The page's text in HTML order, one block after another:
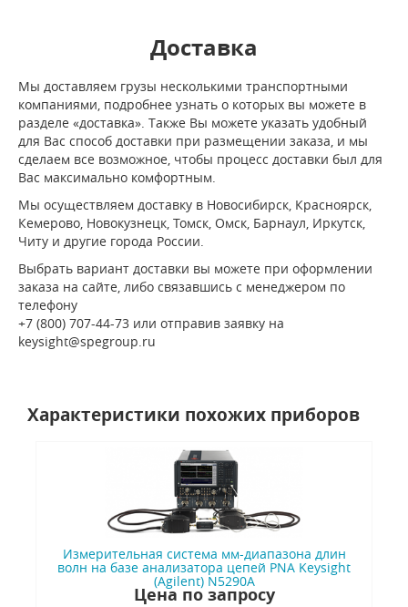
Доставка
Мы доставляем грузы несколькими транспортными
компаниями, подробнее узнать о которых вы можете в
разделе «доставка». Также Вы можете указать удобный
для Вас способ доставки при размещении заказа, и мы
сделаем все возможное, чтобы процесс доставки был для
Вас максимально комфортным.
Мы осуществляем доставку в Новосибирск, Красноярск,
Кемерово, Новокузнецк, Томск, Омск, Барнаул, Иркутск,
Читу и другие города России.
Выбрать вариант доставки вы можете при оформлении
заказа на сайте, либо связавшись с менеджером по
телефону
+7 (800) 707-44-73 или отправив заявку на
keysight@spegroup.ru
Характеристики похожих приборов
Измерительная система мм-диапазона длин
волн на базе анализатора цепей PNA Keysight
(Agilent) N5290A
Цена по запросу